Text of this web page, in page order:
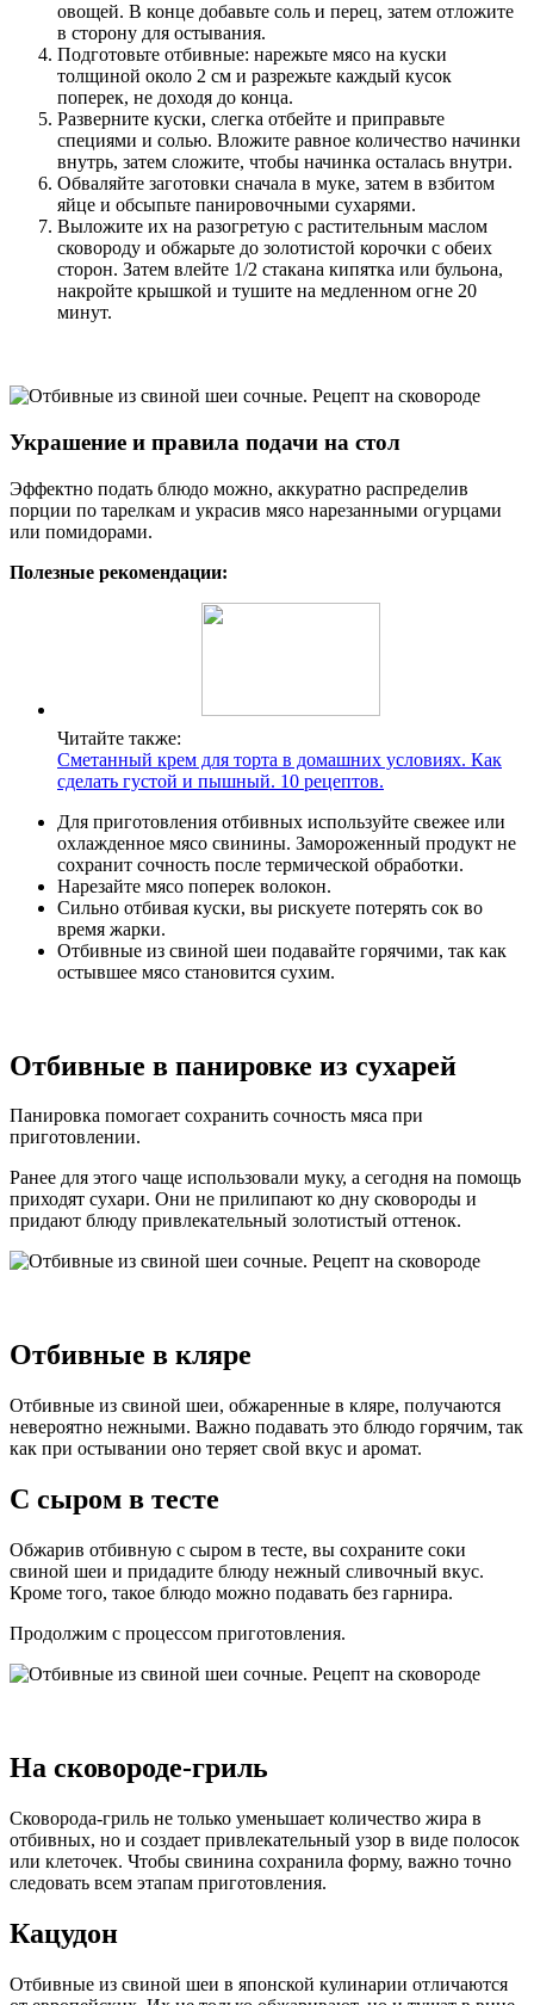
овощей. В конце добавьте соль и перец, затем отложите
в сторону для остывания.
Подготовьте отбивные: нарежьте мясо на куски
толщиной около 2 см и разрежьте каждый кусок
поперек, не доходя до конца.
Разверните куски, слегка отбейте и приправьте
специями и солью. Вложите равное количество начинки
внутрь, затем сложите, чтобы начинка осталась внутри.
Обваляйте заготовки сначала в муке, затем в взбитом
яйце и обсыпьте панировочными сухарями.
Выложите их на разогретую с растительным маслом
сковороду и обжарьте до золотистой корочки с обеих
сторон. Затем влейте 1/2 стакана кипятка или бульона,
накройте крышкой и тушите на медленном огне 20
минут.
Украшение и правила подачи на стол
Эффектно подать блюдо можно, аккуратно распределив
порции по тарелкам и украсив мясо нарезанными огурцами
или помидорами.
Полезные рекомендации:
Читайте также:
Сметанный крем для торта в домашних условиях. Как
сделать густой и пышный. 10 рецептов.
Для приготовления отбивных используйте свежее или
охлажденное мясо свинины. Замороженный продукт не
сохранит сочность после термической обработки.
Нарезайте мясо поперек волокон.
Сильно отбивая куски, вы рискуете потерять сок во
время жарки.
Отбивные из свиной шеи подавайте горячими, так как
остывшее мясо становится сухим.
Отбивные в панировке из сухарей
Панировка помогает сохранить сочность мяса при
приготовлении.
Ранее для этого чаще использовали муку, а сегодня на помощь
приходят сухари. Они не прилипают ко дну сковороды и
придают блюду привлекательный золотистый оттенок.
Отбивные в кляре
Отбивные из свиной шеи, обжаренные в кляре, получаются
невероятно нежными. Важно подавать это блюдо горячим, так
как при остывании оно теряет свой вкус и аромат.
С сыром в тесте
Обжарив отбивную с сыром в тесте, вы сохраните соки
свиной шеи и придадите блюду нежный сливочный вкус.
Кроме того, такое блюдо можно подавать без гарнира.
Продолжим с процессом приготовления.
На сковороде-гриль
Сковорода-гриль не только уменьшает количество жира в
отбивных, но и создает привлекательный узор в виде полосок
или клеточек. Чтобы свинина сохранила форму, важно точно
следовать всем этапам приготовления.
Кацудон
Отбивные из свиной шеи в японской кулинарии отличаются